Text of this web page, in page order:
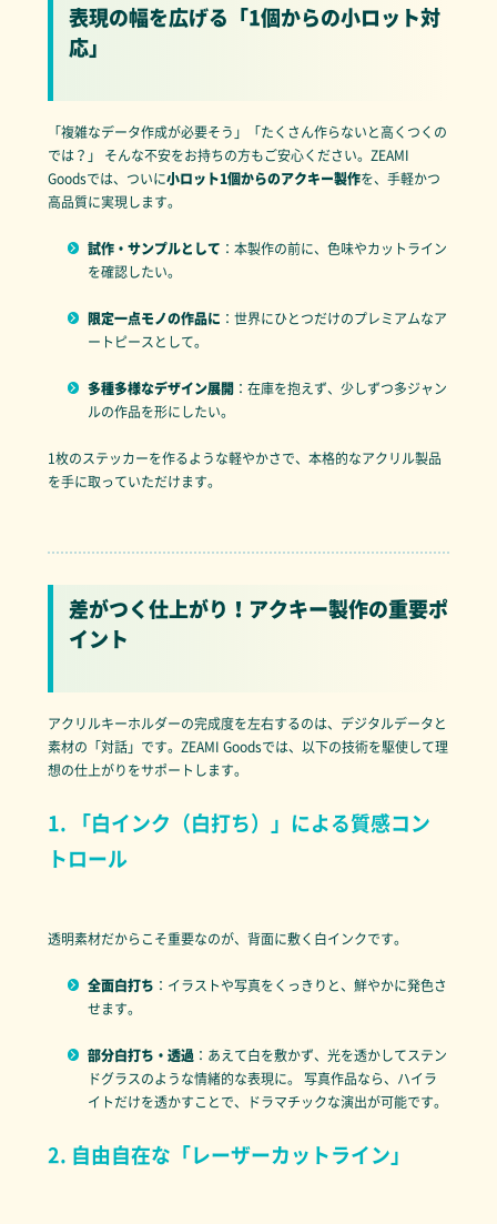
表現の幅を広げる「1個からの小ロット対
応」
「複雑なデータ作成が必要そう」「たくさん作らないと高くつくの
では？」 そんな不安をお持ちの方もご安心ください。ZEAMI
Goodsでは、ついに小ロット1個からのアクキー製作を、手軽かつ
高品質に実現します。
試作・サンプルとして ：本製作の前に、色味やカットライン
を確認したい。
限定一点モノの作品に ：世界にひとつだけのプレミアムなア
ートピースとして。
多種多様なデザイン展開：在庫を抱えず、少しずつ多ジャン
ルの作品を形にしたい。
1枚のステッカーを作るような軽やかさで、本格的なアクリル製品
を手に取っていただけます。
差がつく仕上がり！アクキー製作の重要ポ
イント
アクリルキーホルダーの完成度を左右するのは、デジタルデータと
素材の「対話」です。ZEAMI Goodsでは、以下の技術を駆使して理
想の仕上がりをサポートします。
1. 「白インク（白打ち）」による質感コン
トロール
透明素材だからこそ重要なのが、背面に敷く白インクです。
全面白打ち ：イラストや写真をくっきりと、鮮やかに発色さ
せます。
部分白打ち・透過：あえて白を敷かず、光を透かしてステン
ドグラスのような情緒的な表現に。 写真作品なら、ハイラ
イトだけを透かすことで、ドラマチックな演出が可能です。
2. 自由自在な「レーザーカットライン」